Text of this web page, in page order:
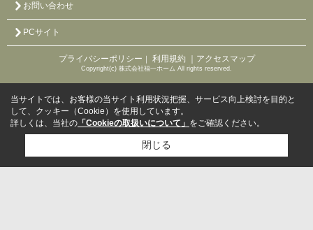
お問い合わせ
PCサイト
プライバシーポリシー ｜ 利用規約 ｜アクセスマップ
Copyright(c) 株式会社福一ホーム All rights reserved.
当サイトでは、お客様の当サイト利用状況把握、サービス向上検討を目的と
して、クッキー（Cookie）を使用しています。
詳しくは、当社の 「Cookieの取扱いについて」 をご確認ください。
閉じる